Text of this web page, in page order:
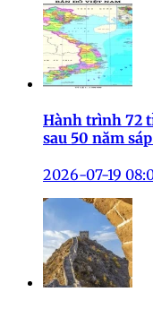
Hành trình 72
sau 50 năm
2026-07-19